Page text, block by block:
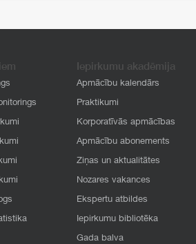
Iepirkumu akadēmija
Apmācību kalendārs
Praktikumi
Korporatīvās apmācības
Apmācību abonements
Ziņas un aktualitātes
Nozares vakances
Ekspertu atbildes
Iepirkumu bibliotēka
Gada balva